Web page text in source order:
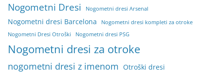
Nogometni Dresi Nogometni dresi Arsenal
Nogometni dresi Barcelona
Nogometni dresi kompleti za otroke
Nogometni Dresi Otroški
Nogometni dresi PSG
Nogometni dresi za otroke
nogometni dresi z imenom Otroški dresi